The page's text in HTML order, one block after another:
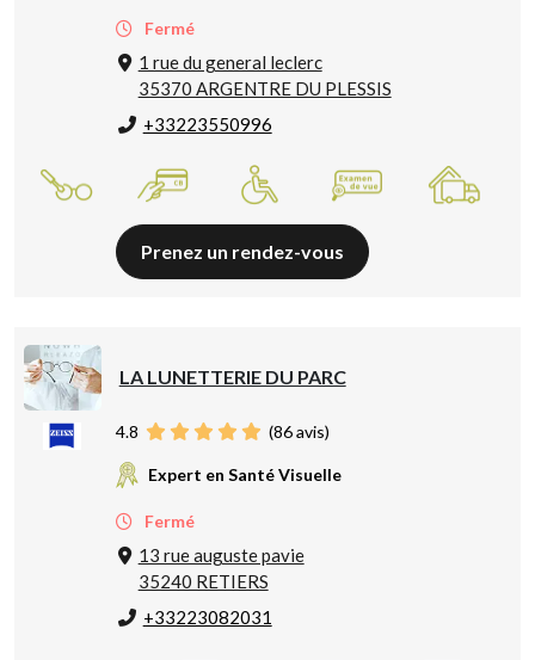
Fermé
1 rue du general leclerc
35370 ARGENTRE DU PLESSIS
+33223550996
Prenez un rendez-vous
LA LUNETTERIE DU PARC
4.8 (86avis)
Expert en Santé Visuelle
Fermé
13 rue auguste pavie
35240 RETIERS
+33223082031